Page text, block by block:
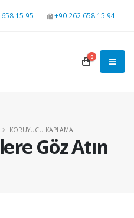
15 95 +90 262 658 15 94
0
Göz Atın
KORUYUCU KAPLAMA